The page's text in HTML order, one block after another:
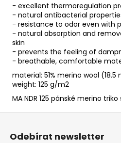
- excellent thermoregulation
- natural antibacterial
- resistance to odor even with
- natural absorption and
skin
- prevents the feeling of
- breathable, comfortable
material: 51% merino wool
weight: 125 g/m2
MA NDR 125 pánské merino
Z
Odebírat newsletter